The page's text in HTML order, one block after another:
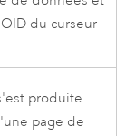
du curseur
produite
page de